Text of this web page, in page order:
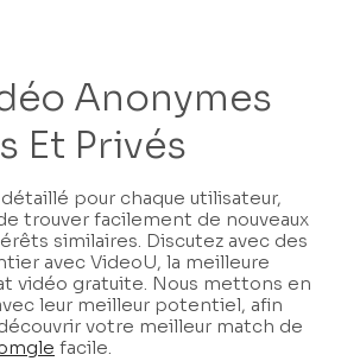
Anonymes
Et Privés
pour chaque utilisateur,
trouver facilement de nouveaux
similaires. Discutez avec des
avec VideoU, la meilleure
vidéo gratuite. Nous mettons en
leur meilleur potentiel, afin
votre meilleur match de
facile.